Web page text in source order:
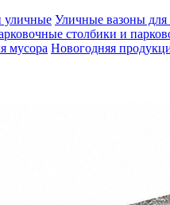
уличные Уличные вазоны для
столбики и
мусора Новогодняя